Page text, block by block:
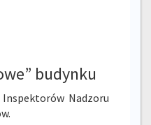
budynku
Nadzoru